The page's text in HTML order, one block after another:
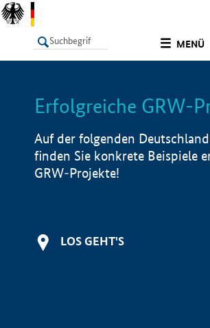
MENÜ
LISTE
Erfolgreiche GRW-
Auf der folgenden
finden Sie konkrete Beispiele
GRW-Projekte!
LOS GEHT'S